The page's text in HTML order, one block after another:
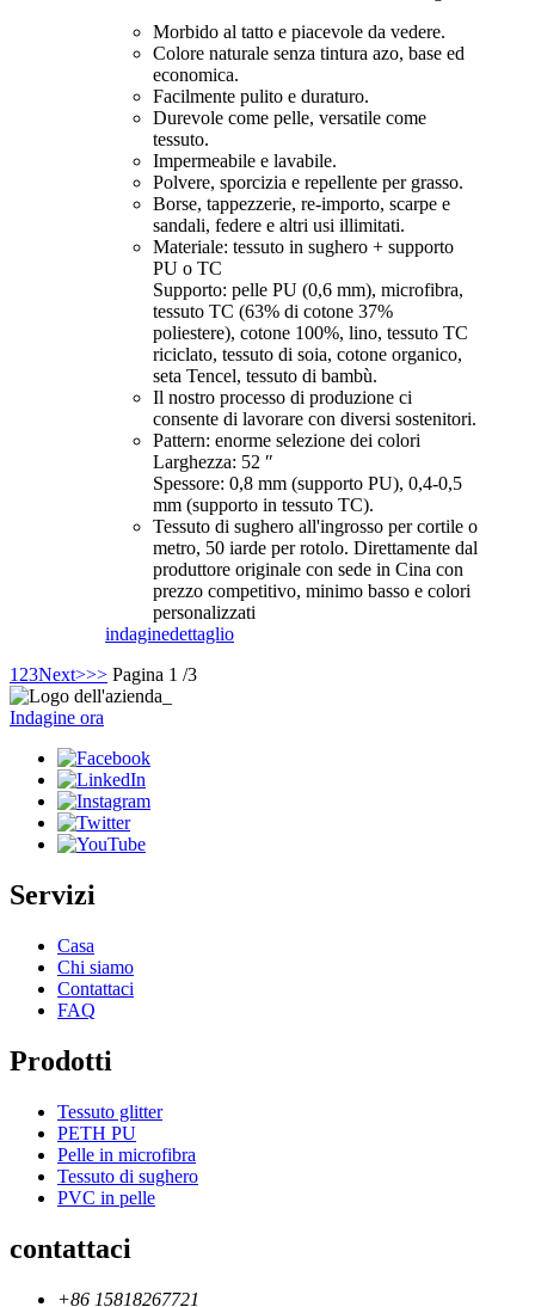
Morbido al tatto e piacevole da vedere.
Colore naturale senza tintura azo, base ed
economica.
Facilmente pulito e duraturo.
Durevole come pelle, versatile come
tessuto.
Impermeabile e lavabile.
Polvere, sporcizia e repellente per grasso.
Borse, tappezzerie, re-importo, scarpe e
sandali, federe e altri usi illimitati.
Materiale: tessuto in sughero + supporto
PU o TC
Supporto: pelle PU (0,6 mm), microfibra,
tessuto TC (63% di cotone 37%
poliestere), cotone 100%, lino, tessuto TC
riciclato, tessuto di soia, cotone organico,
seta Tencel, tessuto di bambù.
Il nostro processo di produzione ci
consente di lavorare con diversi sostenitori.
Pattern: enorme selezione dei colori
Larghezza: 52 ″
Spessore: 0,8 mm (supporto PU), 0,4-0,5
mm (supporto in tessuto TC).
Tessuto di sughero all'ingrosso per cortile o
metro, 50 iarde per rotolo. Direttamente dal
produttore originale con sede in Cina con
prezzo competitivo, minimo basso e colori
personalizzati
indaginedettaglio
1 23Next>>> Pagina 1 /3
Indagine ora
Servizi
Casa
Chi siamo
Contattaci
FAQ
Prodotti
Tessuto glitter
PETH PU
Pelle in microfibra
Tessuto di sughero
PVC in pelle
contattaci
+86 15818267721